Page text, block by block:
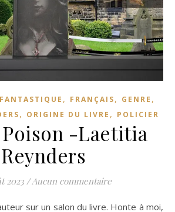
FANTASTIQUE , FRANÇAIS, GENRE ,
, ORIGINE DU LIVRE , POLICIER
-Laetitia
Reynders
2023 /Aucun commentaire